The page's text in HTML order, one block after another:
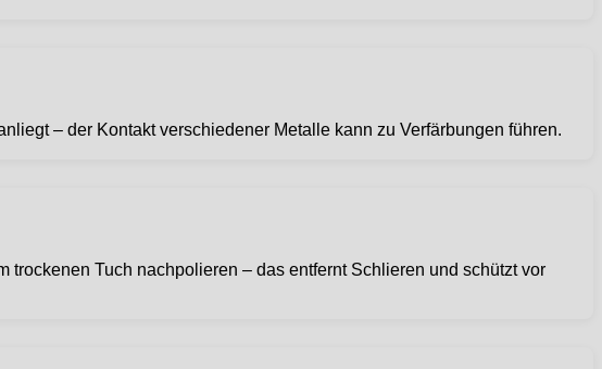
– der Kontakt verschiedener Metalle kann zu Verfärbungen führen.
Tuch nachpolieren – das entfernt Schlieren und schützt vor